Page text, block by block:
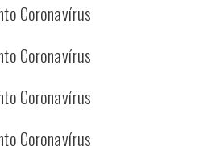
Coronavírus
Coronavírus
Coronavírus
Coronavírus